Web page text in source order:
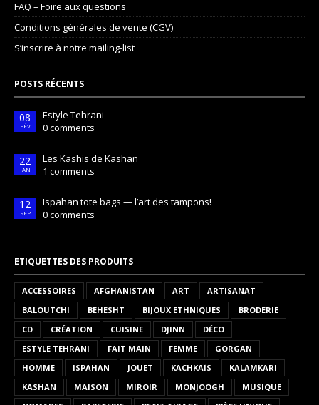
FAQ – Foire aux questions
Conditions générales de vente (CGV)
S’inscrire à notre mailing-list
POSTS RÉCENTS
08
FÉV
Estyle Tehrani
0 comments
22
JAN
Les Kashis de Kashan
1 comments
12
SEP
Ispahan tote bags — l’art des tampons!
0 comments
ETIQUETTES DES PRODUITS
ACCESSOIRES AFGHANISTAN ART
ARTISANAT
BALOUTCHI
BEHESHT BIJOUX ETHNIQUES
BRODERIE
CD
CRÉATION CUISINE DJINN
DÉCO
ESTYLE TEHRANI
FAIT MAIN FEMME
GORGAN
HOMME
ISPAHAN JOUET KACHKAÏS
KALAMKARI
KASHAN
MAISON MIROIR MONJOOGH
MUSIQUE